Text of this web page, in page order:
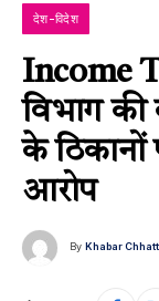
देश-विदेश
Income
विभाग की
के ठिकानों
आरोप
By Khabar